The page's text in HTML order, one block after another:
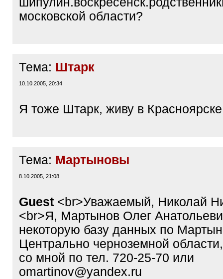
московской области?
Тема: Штарк
10.10.2005, 20:34
Я тоже Штарк, живу в
Тема: Мартыновы
8.10.2005, 21:08
Guest <br>Уважаемый, Николай
<br>Я, Мартынов Олег
некоторую базу данных по
Центрально черноземной
со мной по тел. 720-25-70 или
omartinov@yandex.ru